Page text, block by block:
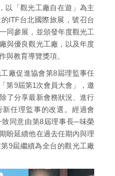
以「觀光工廠自在遊」為主
ITF台北國際旅展，號召台
同參展，並頒發年度觀光工
與優良觀光工廠，以及年度
與教育導覽獎項。
廠促進協會第8屆理監事任
第9屆第1次會員大會」，邀
了分享最新會務狀況、進行
任理監事的改選。經過會
致同意由第8屆理事長─味榮
盼延續他在過去任期內與理
9屆繼續為全台的觀光工廠